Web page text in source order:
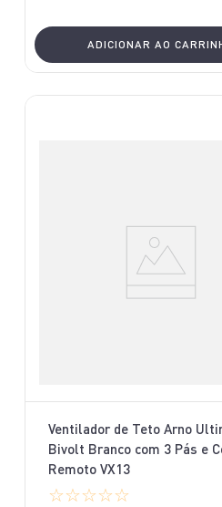
ADICIONAR AO
Ventilador de Teto Arno
Bivolt Branco com 3 Pás e
Remoto VX13
☆☆☆☆☆